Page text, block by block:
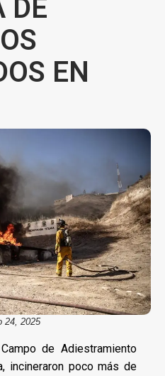
DE
EN
24, 2025
de Adiestramiento
incineraron poco más de